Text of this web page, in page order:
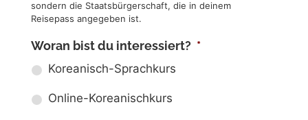
sondern die Staatsbürgerschaft, die in deinem
Reisepass angegeben ist.
Woran bist du interessiert? *
Koreanisch-Sprachkurs
Online-Koreanischkurs